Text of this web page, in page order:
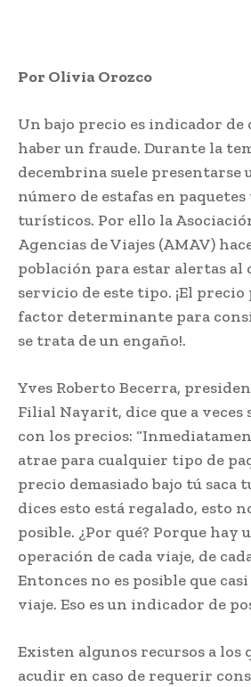
Por Olivia Orozco
Un bajo precio es indicador de
haber un fraude. Durante la
decembrina suele presentarse
número de estafas en
turísticos. Por ello la
Agencias de Viajes (AMAV)
población para estar alertas
servicio de este tipo. ¡El precio
factor determinante para
se trata de un engaño!.
Yves Roberto Becerra,
Filial Nayarit, dice que a veces
con los precios:
atrae para cualquier tipo de
precio demasiado bajo tú saca
dices esto está regalado, esto
posible. ¿Por qué? Porque hay
operación de cada viaje, de
Entonces no es posible que
viaje. Eso es un indicador de
Existen algunos recursos a los
acudir en caso de requerir